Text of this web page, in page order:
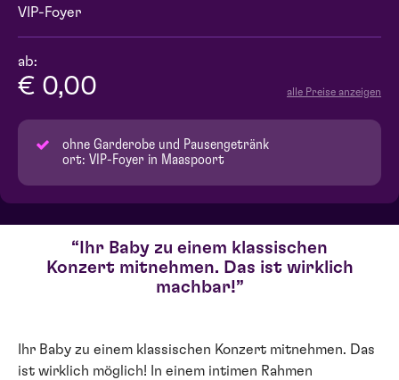
VIP-Foyer
ab:
€ 0,00 alle Preise anzeigen
ohne Garderobe und Pausengetränk
ort: VIP-Foyer in Maaspoort
Ihr Baby zu einem klassischen
Konzert mitnehmen. Das ist wirklich
machbar!
Ihr Baby zu einem klassischen Konzert mitnehmen. Das
ist wirklich möglich! In einem intimen Rahmen